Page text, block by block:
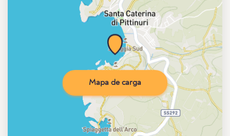
Mapa de carga